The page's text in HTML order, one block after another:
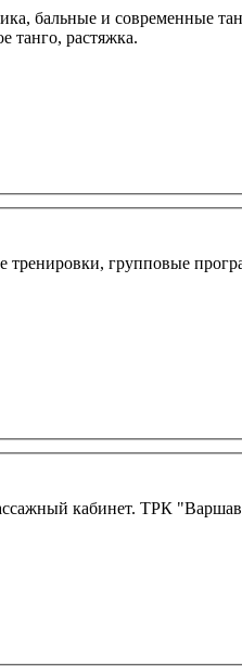
бальные и современные
танго, растяжка.
групповые
кабинет. ТРК